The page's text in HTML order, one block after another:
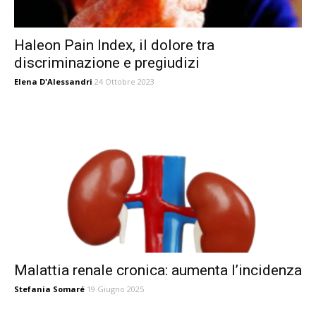
Haleon Pain Index, il dolore tra
discriminazione e pregiudizi
Elena D'Alessandri 24 Ottobre 2023
Malattia renale cronica: aumenta l’incidenza
Stefania Somaré 19 Giugno 2025